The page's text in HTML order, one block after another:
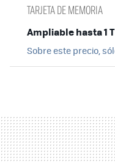
TARJETA DE MEMORIA
Ampliable hasta 1
Sobre este precio,